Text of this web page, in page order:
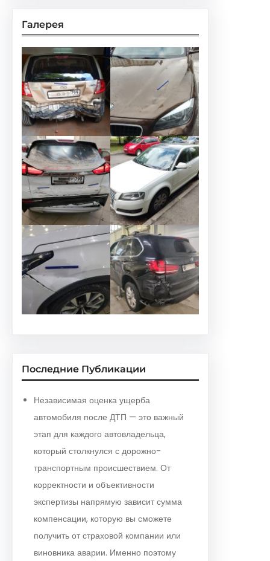
Галерея
Последние Публикации
Независимая оценка ущерба
автомобиля после ДТП — это важный
этап для каждого автовладельца,
который столкнулся с дорожно-
транспортным происшествием. От
корректности и объективности
экспертизы напрямую зависит сумма
компенсации, которую вы сможете
получить от страховой компании или
виновника аварии. Именно поэтому